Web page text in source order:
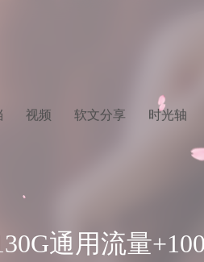
视频 软文分享 时光轴
通用流量